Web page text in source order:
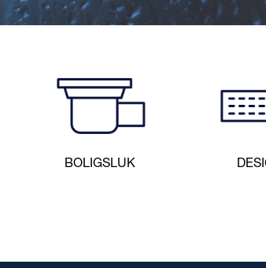
krevende miljøene.
BOLIGSLUK